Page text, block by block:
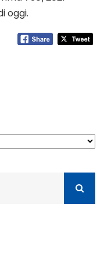
oggi.